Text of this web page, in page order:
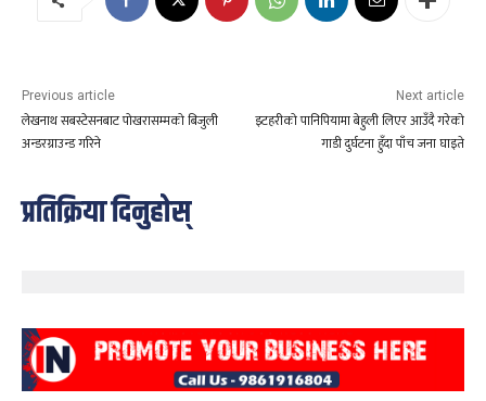
Previous article
लेखनाथ सबस्टेसनबाट पोखरासम्मको बिजुली
अन्डरग्राउन्ड गरिने
Next article
इटहरीको पानिपियामा बेहुली लिएर आउँदै गरेको
गाडी दुर्घटना हुँदा पाँच जना घाइते
प्रतिक्रिया दिनुहोस्